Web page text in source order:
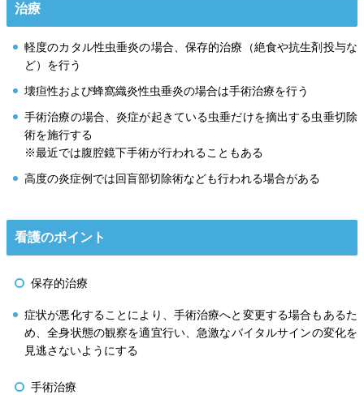
治療
軽度のカタル性虫垂炎の場合、保存的治療（絶食や抗生剤投与な
ど）を行う
壊疸性および蜂窩織炎性虫垂炎の場合は手術治療を行う
手術治療の場合、炎症が起きている虫垂だけを摘出する虫垂切除
術を施行する
※最近では腹腔鏡下手術が行われることもある
高度の炎症例では回盲部切除術なども行われる場合がある
看護のポイント
保存的治療
症状が悪化することにより、手術治療へと変更する場合もあるた
め、全身状態の観察を適宜行い、急激なバイタルサインの変化を
見逃さないようにする
手術治療